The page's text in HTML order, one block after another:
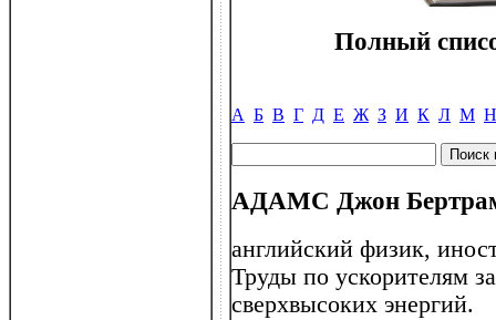
Полный
А Б В Г Д Е Ж З И К Л М Н
АДАМС Джон
английский физик,
Труды по ускорителям
сверхвысоких энергий.